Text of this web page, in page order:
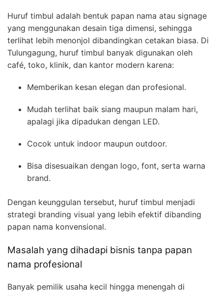
Huruf timbul adalah bentuk papan nama atau signage
yang menggunakan desain tiga dimensi, sehingga
terlihat lebih menonjol dibandingkan cetakan biasa. Di
Tulungagung, huruf timbul banyak digunakan oleh
café, toko, klinik, dan kantor modern karena:
Memberikan kesan elegan dan profesional.
Mudah terlihat baik siang maupun malam hari,
apalagi jika dipadukan dengan LED.
Cocok untuk indoor maupun outdoor.
Bisa disesuaikan dengan logo, font, serta warna
brand.
Dengan keunggulan tersebut, huruf timbul menjadi
strategi branding visual yang lebih efektif dibanding
papan nama konvensional.
Masalah yang dihadapi bisnis tanpa papan
nama profesional
Banyak pemilik usaha kecil hingga menengah di